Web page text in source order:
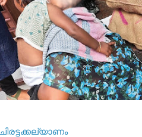
ചിരട്ടക്കല്യാണം